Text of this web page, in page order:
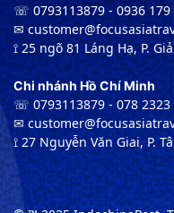
☏ 0793113879 - 0936 179
✉︎
⟟ 25 ngõ 81 Láng Hạ, P.
Chi nhánh Hồ Chí Minh
☏ 0793113879 - 078 2323
✉︎
⟟ 27 Nguyễn Văn Giai, P.